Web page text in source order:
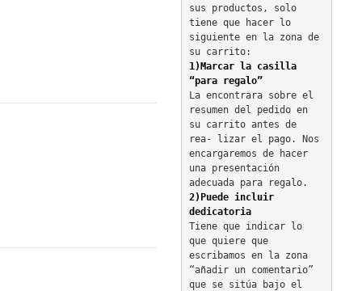
sus productos, solo
tiene que hacer lo
siguiente en la zona de
su carrito:
1)Marcar la casilla
“para regalo”
La encontrara sobre el
resumen del pedido en
su carrito antes de
rea- lizar el pago. Nos
encargaremos de hacer
una presentación
adecuada para regalo.
2)Puede incluir
dedicatoria
Tiene que indicar lo
que quiere que
escribamos en la zona
“añadir un comentario”
que se sitúa bajo el